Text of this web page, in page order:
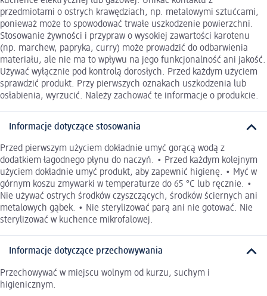
przedmiotami o ostrych krawędziach, np. metalowymi sztućcami,
ponieważ może to spowodować trwałe uszkodzenie powierzchni.
Stosowanie żywności i przypraw o wysokiej zawartości karotenu
(np. marchew, papryka, curry) może prowadzić do odbarwienia
materiału, ale nie ma to wpływu na jego funkcjonalność ani jakość.
Używać wyłącznie pod kontrolą dorosłych. Przed każdym użyciem
sprawdzić produkt. Przy pierwszych oznakach uszkodzenia lub
osłabienia, wyrzucić. Należy zachować te informacje o produkcie.
Informacje dotyczące stosowania
Przed pierwszym użyciem dokładnie umyć gorącą wodą z
dodatkiem łagodnego płynu do naczyń. • Przed każdym kolejnym
użyciem dokładnie umyć produkt, aby zapewnić higienę. • Myć w
górnym koszu zmywarki w temperaturze do 65 °C lub ręcznie. •
Nie używać ostrych środków czyszczących, środków ściernych ani
metalowych gąbek. • Nie sterylizować parą ani nie gotować. Nie
sterylizować w kuchence mikrofalowej.
Informacje dotyczące przechowywania
Przechowywać w miejscu wolnym od kurzu, suchym i
higienicznym.